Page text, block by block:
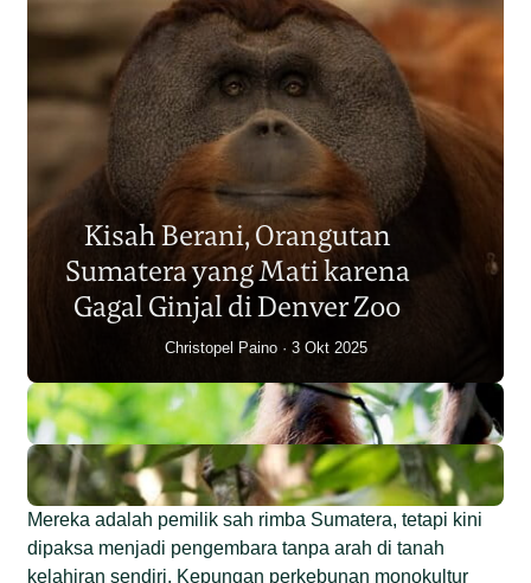
Populasi Orangutan
Sumatera Berkurang 2.700
Individu dalam Satu Dekade?
Junaidi Hanafiah 14 Jul 2026
Kisah Berani, Orangutan
Sumatera yang Mati karena
Gagal Ginjal di Denver Zoo
Christopel Paino 3 Okt 2025
Mereka adalah pemilik sah rimba Sumatera, tetapi kini
dipaksa menjadi pengembara tanpa arah di tanah
kelahiran sendiri. Kepungan perkebunan monokultur